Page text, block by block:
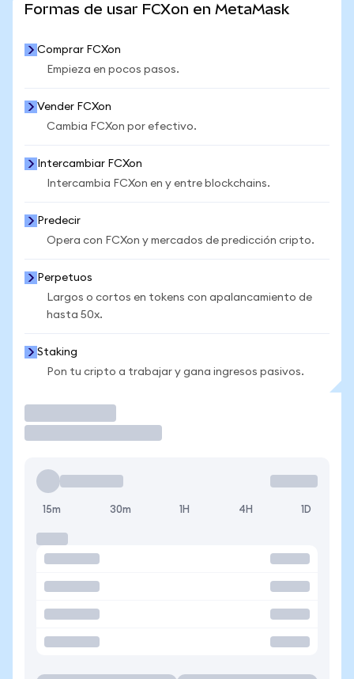
Formas de usar FCXon en MetaMask
Comprar FCXon
Empieza en pocos pasos.
Vender FCXon
Cambia FCXon por efectivo.
Intercambiar FCXon
Intercambia FCXon en y entre blockchains.
Predecir
Opera con FCXon y mercados de predicción cripto.
Perpetuos
Largos o cortos en tokens con apalancamiento de
hasta 50x.
Staking
Pon tu cripto a trabajar y gana ingresos pasivos.
15m 30m 1H 4H 1D